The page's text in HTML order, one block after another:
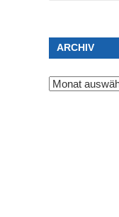
ARCHIV
Archiv